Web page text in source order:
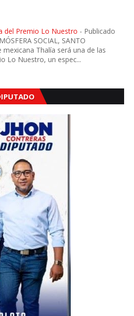
del Premio Lo Nuestro - Publicado
SOCIAL, SANTO
Thalía será una de las
Lo Nuestro, un espec...